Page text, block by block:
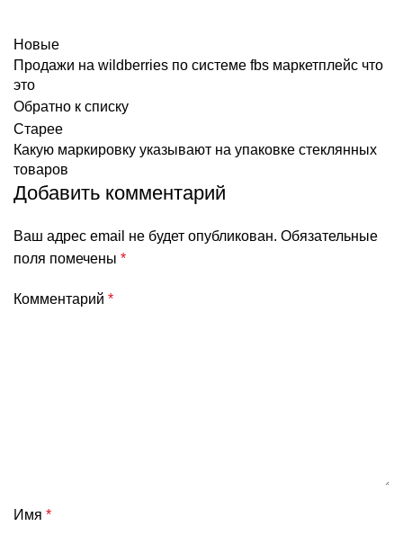
Новые
Продажи на wildberries по системе fbs маркетплейс что
это
Обратно к списку
Старее
Какую маркировку указывают на упаковке стеклянных
товаров
Добавить комментарий
Ваш адрес email не будет опубликован. Обязательные
поля помечены *
Комментарий *
Имя *